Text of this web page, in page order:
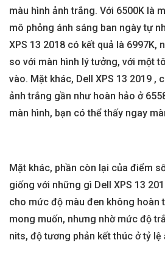
màu hình ảnh trắng. Với 6500K là
mô phỏng ánh sáng ban ngày tự
XPS 13 2018 có kết quả là 6997K,
so với màn hình lý tưởng, với một
vào. Mặt khác, Dell XPS 13 2019 ,
ảnh trắng gần như hoàn hảo ở
màn hình, bạn có thể thấy ngay
Mặt khác, phần còn lại của điểm
giống với những gì Dell XPS 13
cho mức độ màu đen không hoàn
mong muốn, nhưng nhờ mức độ
nits, độ tương phản kết thúc ở tỷ lệ